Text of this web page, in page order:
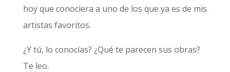
hoy que conociera a uno de los que ya es de mis
artistas favoritos.
¿Y tú, lo conocías? ¿Qué te parecen sus obras?
Te leo.